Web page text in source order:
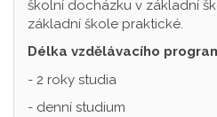
školní docházku v základní
základní škole praktické.
Délka vzdělávacího
- 2 roky studia
- denní studium